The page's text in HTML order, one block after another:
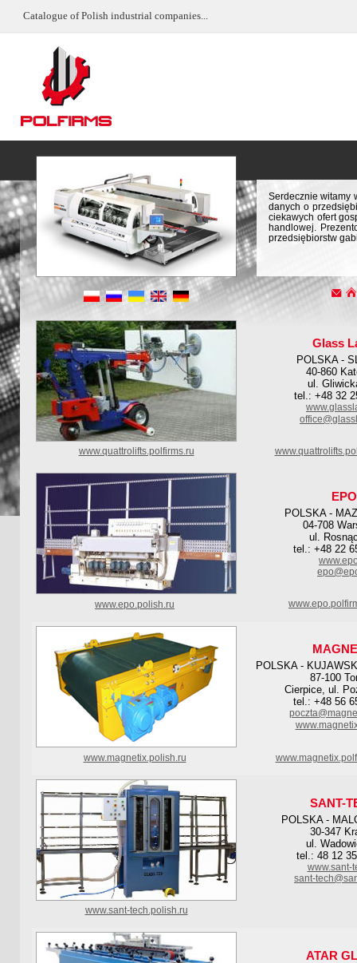
Catalogue of Polish industrial companies...
Serdecznie witamy
danych o
ciekawych ofert
handlowej.
przedsiębiorstw
Glass
POLSKA -
40-860
ul.
tel.: +48 32
www.quattrolifts.polfirms.ru
EPO
POLSKA -
04-708
ul.
tel.: +48 22
www.epo.polish.ru
POLSKA -
87-100
Cierpice, ul.
tel.: +48 56
www.magnetix.polish.ru
SANT-
POLSKA -
30-347
ul.
tel.: 48 12
www.sant-
sant-
www.sant-tech.polish.ru
ATAR